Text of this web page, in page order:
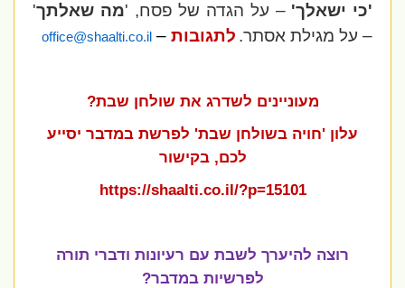
'כי ישאלך'– על הגדה של פסח, 'מה שאלתך'
– על מגילת אסתר.לתגובות –
office@shaalti.co.il
מעוניינים לשדרג את שולחן שבת?
עלון 'חויה בשולחן שבת' לפרשת במדבר יסייע
לכם, בקישור
https://shaalti.co.il/?p=15101
רוצה להיערך לשבת עם רעיונות ודברי תורה
לפרשיותבמדבר?